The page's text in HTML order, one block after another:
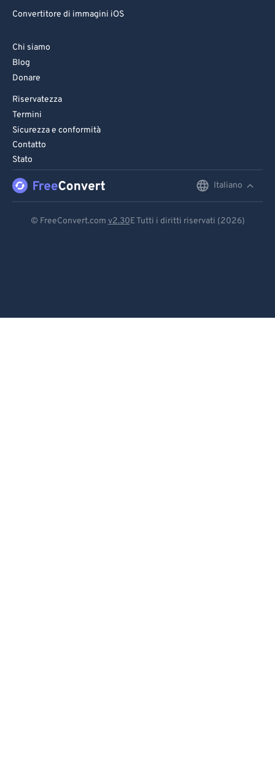
Convertitore di immagini iOS
Chi siamo
Blog
Donare
Riservatezza
Termini
Sicurezza e conformità
Contatto
Stato
Italiano
© FreeConvert.com v2.30E Tutti i diritti riservati (2026)